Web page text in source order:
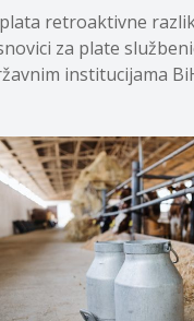
retroaktivne
za plate
institucijama